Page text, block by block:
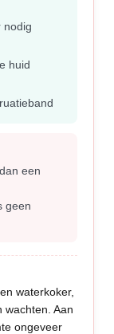
nodig
huid
een
geen
waterkoker,
wachten. Aan
ongeveer